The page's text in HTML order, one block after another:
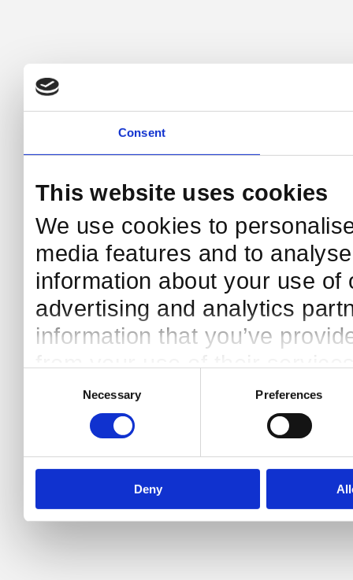
Consent
This website uses cookies
We use cookies to
media features and to
information about your use
advertising and analytics
information that you’ve
from your use of their
Necessary Preferences
Deny